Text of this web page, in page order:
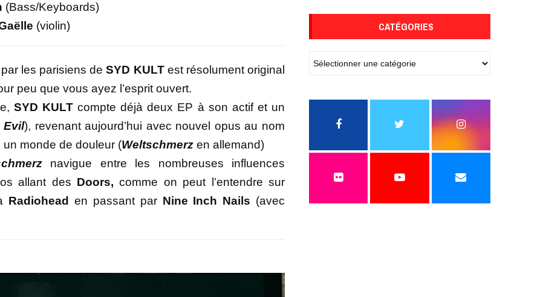
(Bass/Keyboards)
(violin)
les parisiens deSYD KULTest résolument original
peu que vous ayez l’esprit ouvert.
SYD KULTcompte déjà deux EP à son actif et un
Evil), revenant aujourd’hui avec nouvel opus au nom
un monde de douleur (Weltschmerz en allemand)
navigue entre les nombreuses influences
allant des Doors, comme on peut l’entendre sur
Radiohead en passant par Nine Inch Nails (avec
CATÉGORIES